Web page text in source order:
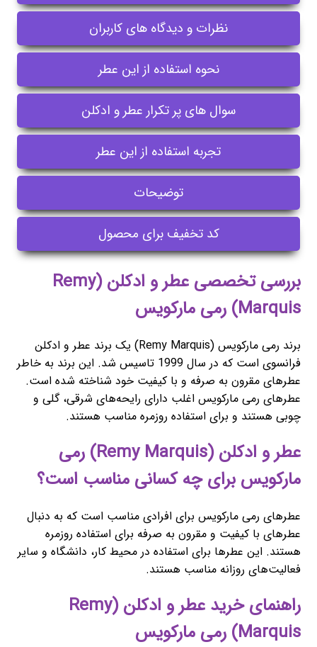
نظرات و دیدگاه های کاربران
نحوه استفاده از این عطر
سوال های پر تکرار عطر و ادکلن
تجربه استفاده از این عطر
توضیحات
کد تخفیف برای محصول
بررسی تخصصی عطر و ادکلن (Remy
Marquis) رمی مارکویس
برند رمی مارکویس (Remy Marquis) یک برند عطر و ادکلن
فرانسوی است که در سال 1999 تاسیس شد. این برند به خاطر
عطرهای مقرون به صرفه و با کیفیت خود شناخته شده است.
عطرهای رمی مارکویس اغلب دارای رایحه‌های شرقی، گلی و
چوبی هستند و برای استفاده روزمره مناسب هستند.
عطر و ادکلن (Remy Marquis) رمی
مارکویس برای چه کسانی مناسب است؟
عطرهای رمی مارکویس برای افرادی مناسب است که به دنبال
عطرهای با کیفیت و مقرون به صرفه برای استفاده روزمره
هستند. این عطرها برای استفاده در محیط کار، دانشگاه و سایر
فعالیت‌های روزانه مناسب هستند.
راهنمای خرید عطر و ادکلن (Remy
Marquis) رمی مارکویس